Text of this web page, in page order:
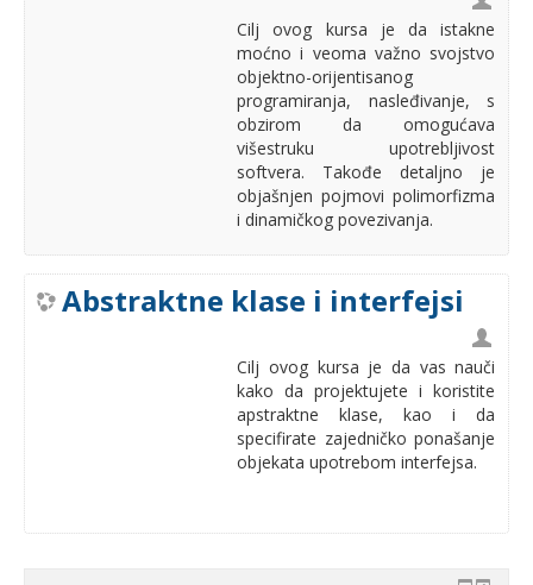
Cilj ovog kursa je da istakne
moćno i veoma važno svojstvo
objektno-orijentisanog
programiranja, nasleđivanje, s
obzirom da omogućava
višestruku upotrebljivost
softvera. Takođe detaljno je
objašnjen pojmovi polimorfizma
i dinamičkog povezivanja.
Abstraktne klase i interfejsi
Cilj ovog kursa je da vas nauči
kako da projektujete i koristite
apstraktne klase, kao i da
specifirate zajedničko ponašanje
objekata upotrebom interfejsa.